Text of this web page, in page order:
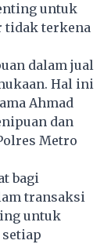
untuk
tidak terkena
dalam jual
Hal ini
Ahmad
dan
Metro
bagi
transaksi
untuk